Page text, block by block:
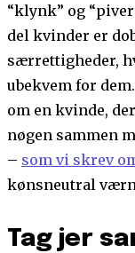
“klynk” og
del kvinder er
særrettigheder,
ubekvem for
om en kvinde,
nøgen sammen
– som vi skrev
kønsneutral
Tag jer